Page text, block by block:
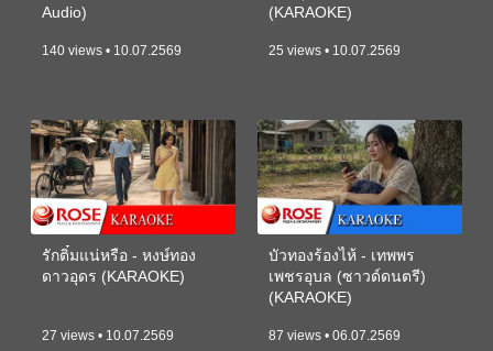
Audio)
140 views • 10.07.2569
(KARAOKE)
25 views • 10.07.2569
รักติ๋มแน่หรือ - หงษ์ทอง
ดาวอุดร (KARAOKE)
27 views • 10.07.2569
บัวทองร้องไห้ - เทพพร
เพชรอุบล (ซาวด์ดนตรี)
(KARAOKE)
87 views • 06.07.2569